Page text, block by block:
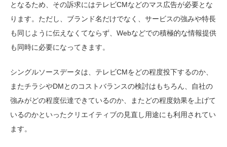
となるため、その訴求にはテレビCMなどのマス広告が必要とな
ります。ただし、ブランド名だけでなく、サービスの強みや特長
も同じように伝えなくてならず、Webなどでの積極的な情報提供
も同時に必要になってきます。
シングルソースデータは、テレビCMをどの程度投下するのか、
またチラシやDMとのコストバランスの検討はもちろん、自社の
強みがどの程度伝達できているのか、またどの程度効果を上げて
いるのかといったクリエイティブの見直し用途にも利用されてい
ます。